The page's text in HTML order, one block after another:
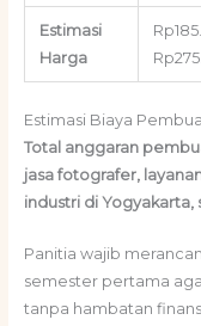
Estimasi
Harga
Estimasi Biaya
Total anggaran
jasa fotografer,
industri di
Panitia wajib
semester pertama
tanpa hambatan